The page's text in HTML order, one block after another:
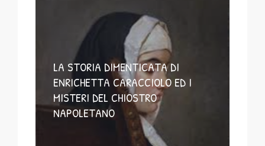
LA STORIA DIMENTICATA DI
ENRICHETTA CARACCIOLO ED I
MISTERI DEL CHIOSTRO
NAPOLETANO